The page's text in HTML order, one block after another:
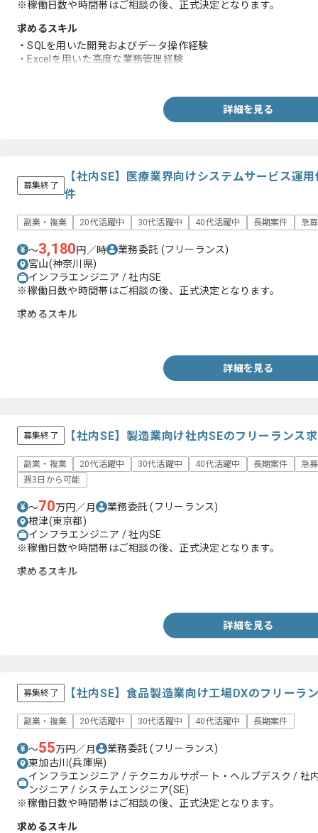
※稼働日数や時間帯はご相談の後、正式決定となります。
求めるスキル
・SQLを用いた開発およびデータ操作経験
・Excelを用いた高度な業務管理経験
詳細を見る
募集終了
【社内SE】医療業界向けシステムサービス運
件
副業・複業 20代活躍中 30代活躍中 40代活躍中 長期案件 急募
〜3,180円／時 業務委託 (フリーランス)
宮山(神奈川県)
インフラエンジニア / 社内SE
※稼働日数や時間帯はご相談の後、正式決定となります。
求めるスキル
詳細を見る
募集終了 【社内SE】製造業向け社内SEのフリーランス
副業・複業 20代活躍中 30代活躍中 40代活躍中 長期案件
急募
週3日から可能
〜70万円／月 業務委託(フリーランス)
根津(東京都)
インフラエンジニア / 社内SE
※稼働日数や時間帯はご相談の後、正式決定となります。
求めるスキル
詳細を見る
募集終了 【社内SE】食品製造業向け工場DXのフリーラ
副業・複業 20代活躍中 30代活躍中 40代活躍中 長期案件
〜55万円／月 業務委託(フリーランス)
東加古川(兵庫県)
インフラエンジニア / テクニカルサポート・ヘルプデスク / 社
ンジニア / システムエンジニア(SE)
※稼働日数や時間帯はご相談の後、正式決定となります。
求めるスキル